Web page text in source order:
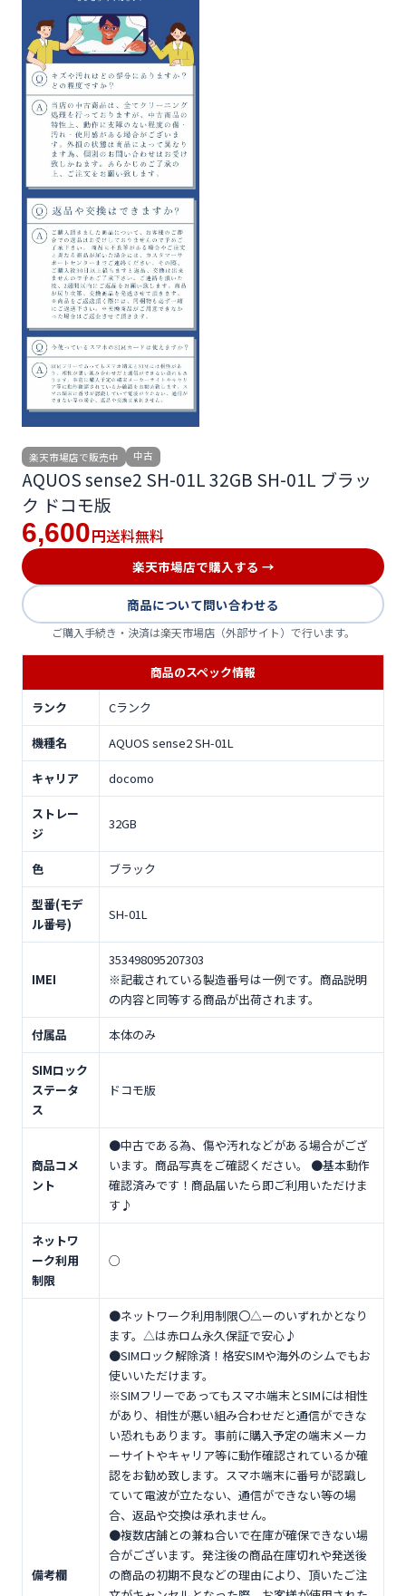
楽天市場店で販売中 中古
AQUOS sense2 SH-01L 32GB SH-01L ブラッ
ク ドコモ版
6,600 円送料無料
楽天市場店で購入する →
商品について問い合わせる
ご購入手続き・決済は楽天市場店（外部サイト）で行います。
商品のスペック情報
ランク Cランク
機種名 AQUOS sense2 SH-01L
キャリア docomo
ストレー
ジ
32GB
色 ブラック
型番(モデ
ル番号)
SH-01L
IMEI
353498095207303
※記載されている製造番号は一例です。商品説明
の内容と同等する商品が出荷されます。
付属品 本体のみ
SIMロック
ステータ
ス
ドコモ版
商品コメ
ント
●中古である為、傷や汚れなどがある場合がござ
います。商品写真をご確認ください。 ●基本動作
確認済みです！商品届いたら即ご利用いただけま
す♪
ネットワ
ーク利用
制限
○
備考欄
●ネットワーク利用制限〇△ーのいずれかとなり
ます。△は赤ロム永久保証で安心♪
●SIMロック解除済！格安SIMや海外のシムでもお
使いいただけます。
※SIMフリーであってもスマホ端末とSIMには相性
があり、相性が悪い組み合わせだと通信ができな
い恐れもあります。事前に購入予定の端末メーカ
ーサイトやキャリア等に動作確認されているか確
認をお勧め致します。スマホ端末に番号が認識し
ていて電波が立たない、通信ができない等の場
合、返品や交換は承れません。
●複数店舗との兼ね合いで在庫が確保できない場
合がございます。発注後の商品在庫切れや発送後
の商品の初期不良などの理由により、頂いたご注